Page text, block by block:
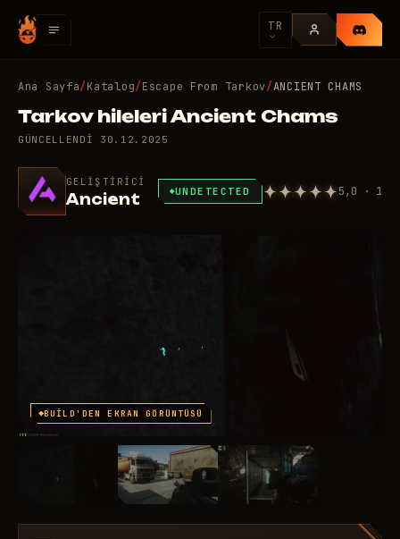
TR
Ana Sayfa/Katalog/Escape From Tarkov/ANCIENT CHAMS
Tarkov hileleri Ancient Chams
GÜNCELLENDI 30.12.2025
GELIŞTIRICI
Ancient UNDETECTED 5,0 · 1
BUILD'DEN EKRAN GÖRÜNTÜSÜ